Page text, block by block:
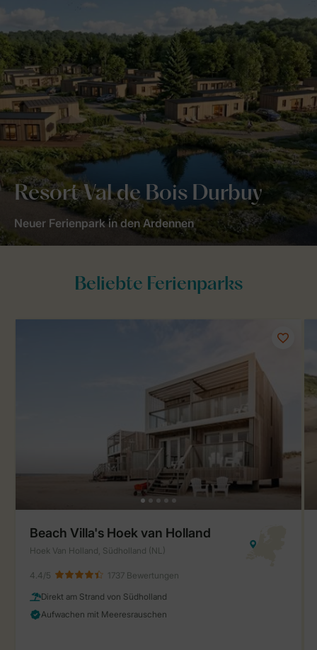
Resort Val de Bois Durbuy
Neuer Ferienpark in den Ardennen